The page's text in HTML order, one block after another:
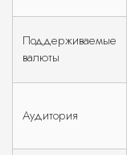
Поддерживаемые
валюты
Аудитория